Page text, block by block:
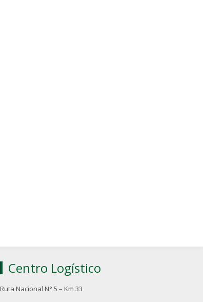
Centro Logístico
Ruta Nacional N° 5 – Km 33